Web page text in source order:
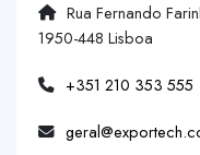
Rua Fernando
1950-448 Lisboa
+351 210 353 555